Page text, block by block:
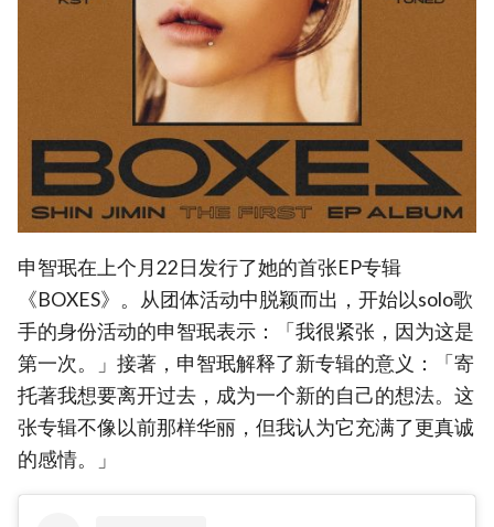
申智珉在上个月22日发行了她的首张EP专辑
《BOXES》。从团体活动中脱颖而出，开始以solo歌
手的身份活动的申智珉表示：「我很紧张，因为这是
第一次。」接著，申智珉解释了新专辑的意义：「寄
托著我想要离开过去，成为一个新的自己的想法。这
张专辑不像以前那样华丽，但我认为它充满了更真诚
的感情。」